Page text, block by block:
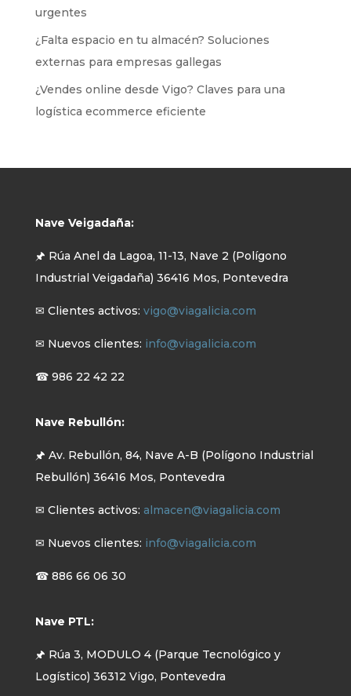
urgentes
¿Falta espacio en tu almacén? Soluciones
externas para empresas gallegas
¿Vendes online desde Vigo? Claves para una
logística ecommerce eficiente
Nave Veigadaña:
🖈 Rúa Anel da Lagoa, 11-13, Nave 2 (Polígono
Industrial Veigadaña) 36416 Mos, Pontevedra
✉ Clientes activos: vigo@viagalicia.com
✉ Nuevos clientes: info@viagalicia.com
☎ 986 22 42 22
Nave Rebullón:
🖈 Av. Rebullón, 84, Nave A-B (Polígono Industrial
Rebullón) 36416 Mos, Pontevedra
✉ Clientes activos: almacen@viagalicia.com
✉ Nuevos clientes: info@viagalicia.com
☎ 886 66 06 30
Nave PTL:
🖈 Rúa 3, MODULO 4 (Parque Tecnológico y
Logístico) 36312 Vigo, Pontevedra